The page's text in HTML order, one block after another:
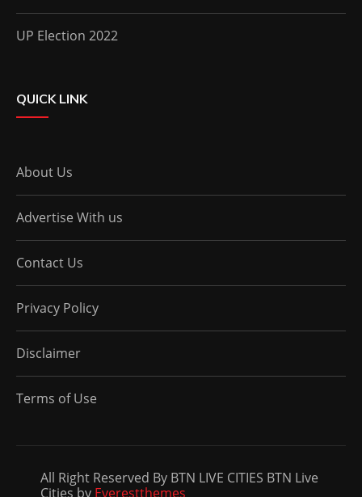
UP Election 2022
QUICK LINK
About Us
Advertise With us
Contact Us
Privacy Policy
Disclaimer
Terms of Use
All Right Reserved By BTN LIVE CITIES BTN Live
Cities by Everestthemes